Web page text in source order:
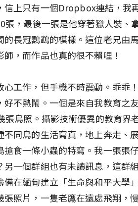
信上只有一個Dropbox連結，我
張，最後一張是他穿著獵人裝、
的長冠鸚鵡的模樣。這位老兄由
，而作品也真的很不賴哩！
心工作，但手機不時震動。乖乖
好不熱鬧。一個是來自我教育之
張鳥照。攝影技術優異的教育界
不同鳥的生活寫真，地上奔走、
搶食一條小蟲的特寫。我一張張
另一個群組也有未讀訊息，這群
備在緬甸建立「生命與和平大學
張照片，一隻老鷹在遠處飛翔，